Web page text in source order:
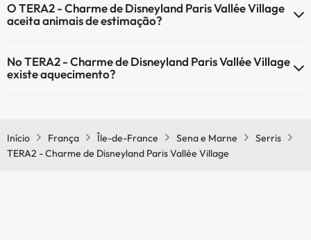
O TERA2 - Charme de Disneyland Paris Vallée Village
aceita animais de estimação?
animais de estimação.
No TERA2 - Charme de Disneyland Paris Vallée Village
existe aquecimento?
Início
França Île-de-France Sena e Marne
Serris
TERA2 - Charme de Disneyland Paris Vallée Village